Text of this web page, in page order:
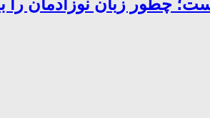
چطور زبان نوزادمان را